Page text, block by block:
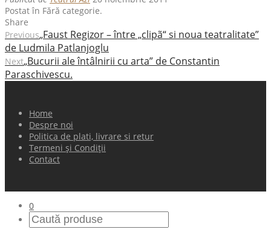
Postat în Fără categorie.
Share
Previous„Faust Regizor – între „clipã“ si noua teatralitate”
de Ludmila Patlanjoglu
Next„Bucurii ale întâlnirii cu arta” de Constantin
Paraschivescu.
Home
Despre noi
Politica de plati, livrare si retur
Termeni și Condiții
Contact
0